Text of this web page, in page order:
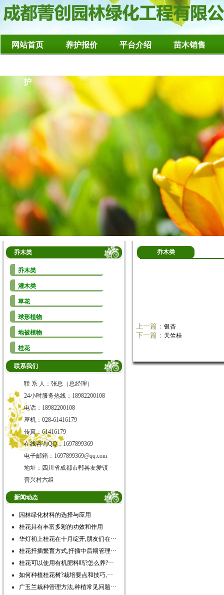
网站首页 养护报价 平台介绍 苗木销售
护
乔木类
乔木类
灌木类
草花
球形植物
地被植物
桂花
联系我们
联 系 人：张总（总经理）
24小时服务热线：18982200108
电话：18982200108
座机：028-61416179
传真：61416179
在线咨询QQ：1697899369
电子邮箱：1697899369@qq.com
地址：四川省成都市郫县友爱镇
普兴村六组
新闻动态
园林绿化材料的选择与应用
桂花具有丰富多彩的功效和作用
华灯初上桂花在十月绽开,朋友们在···
桂花扦插繁育方式,扦插中后期管理···
桂花可以使用有机肥料吗?怎么养?···
如何种植桂花树?栽培要点和技巧,···
广玉兰栽种管理方法,种植常见问题···
乔木类
上一篇： 银杏
下一篇： 天竺桂